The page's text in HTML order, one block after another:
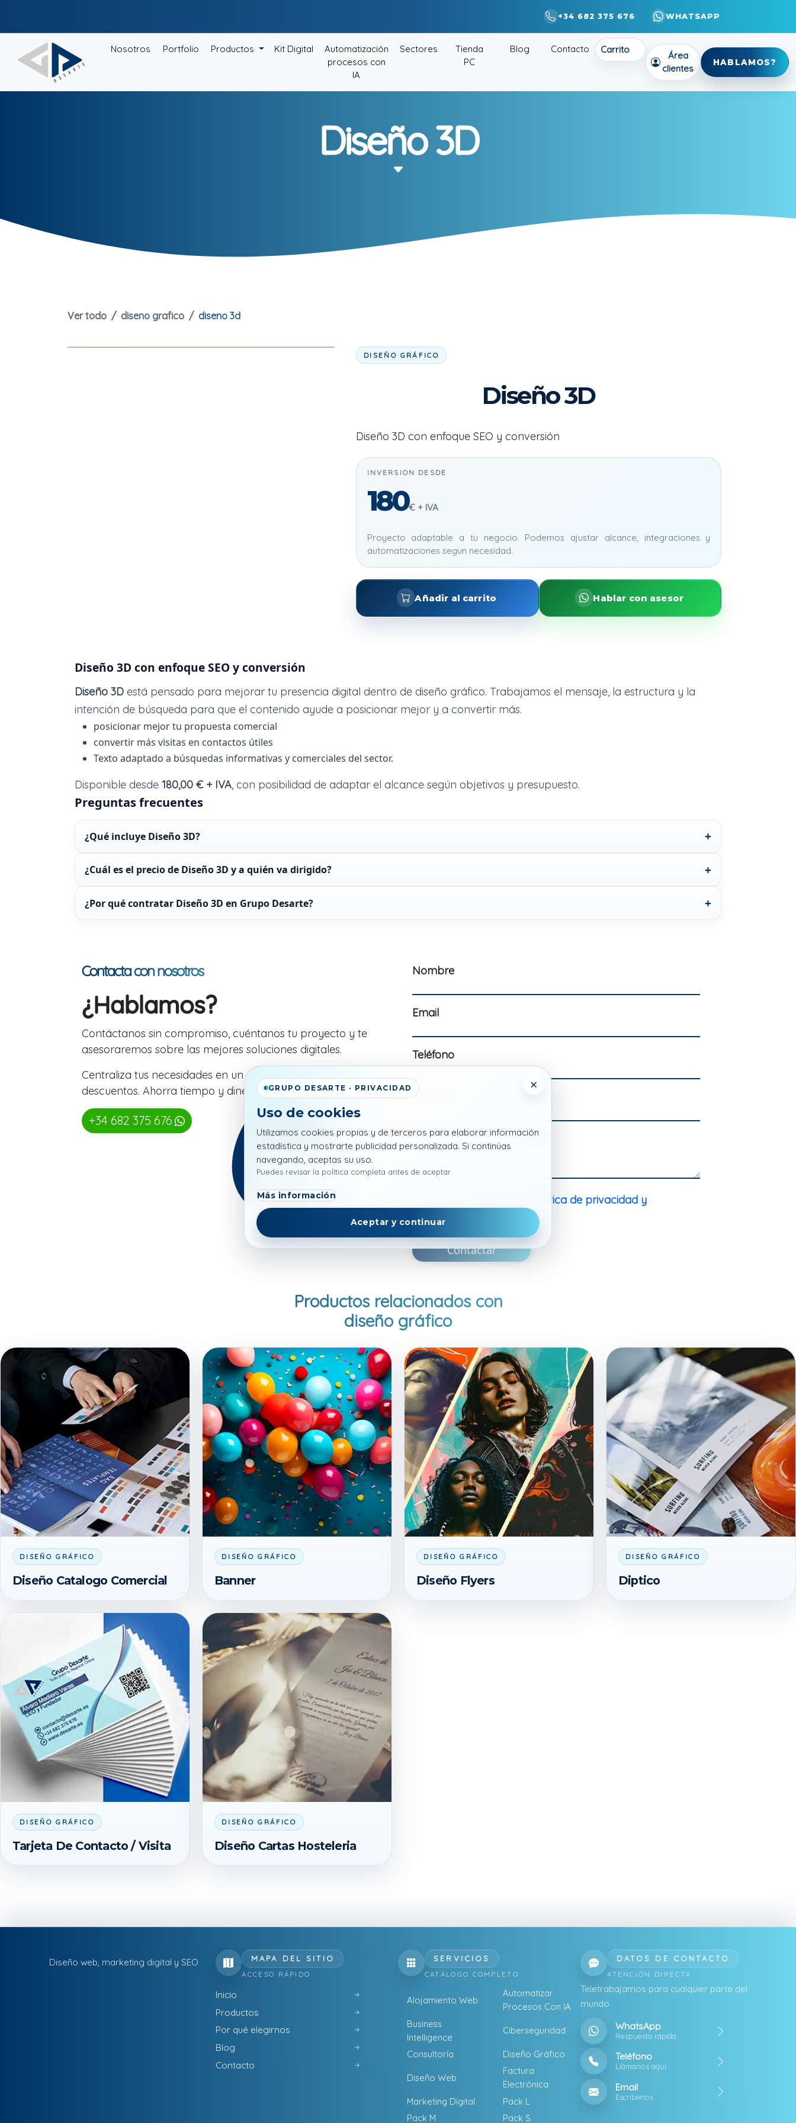
+34 682 375 676 WHATSAPP
Nosotros Portfolio Productos Kit Digital
Automatización
procesos con
IA
Sectores
Tienda
PC
Blog Contacto Carrito
Área
clientes
HABLAMOS?
×
GRUPO DESARTE · PRIVACIDAD
Uso de cookies
Utilizamos cookies propias y de terceros para elaborar información
estadística y mostrarte publicidad personalizada. Si continúas
navegando, aceptas su uso.
Puedes revisar la política completa antes de aceptar.
Más información
Aceptar y continuar
Diseño 3D
Ver todo diseno grafico diseno 3d
DISEÑO GRÁFICO
Diseño 3D
Diseño 3D con enfoque SEO y conversión
INVERSION DESDE
180€ + IVA
Proyecto adaptable a tu negocio. Podemos ajustar alcance, integraciones y
automatizaciones segun necesidad.
Añadir al carrito Hablar con asesor
Diseño 3D con enfoque SEO y conversión
Diseño 3D está pensado para mejorar tu presencia digital dentro de diseño gráfico. Trabajamos el mensaje, la estructura y la
intención de búsqueda para que el contenido ayude a posicionar mejor y a convertir más.
posicionar mejor tu propuesta comercial
convertir más visitas en contactos útiles
Texto adaptado a búsquedas informativas y comerciales del sector.
Disponible desde 180,00 € + IVA, con posibilidad de adaptar el alcance según objetivos y presupuesto.
Preguntas frecuentes
¿Qué incluye Diseño 3D?
¿Cuál es el precio de Diseño 3D y a quién va dirigido?
¿Por qué contratar Diseño 3D en Grupo Desarte?
Contacta con nosotros
¿Hablamos?
Contáctanos sin compromiso, cuéntanos tu proyecto y te
asesoraremos sobre las mejores soluciones digitales.
Centraliza tus necesidades en un equipo experto y obtén
descuentos. Ahorra tiempo y dinero
+34 682 375 676
Nombre
Email
Teléfono
Empresa
¿Cómo podemos ayudarte?
Política de privacidad y
condiciones de uso
Contactar
Productos relacionados con
diseño gráfico
DISEÑO GRÁFICO
Diseño Catalogo Comercial
DISEÑO GRÁFICO
Banner
DISEÑO GRÁFICO
Diseño Flyers
DISEÑO GRÁFICO
Diptico
DISEÑO GRÁFICO
Tarjeta De Contacto / Visita
DISEÑO GRÁFICO
Diseño Cartas Hosteleria
Diseño web, marketing digital y SEO MAPA DEL SITIO
ACCESO RÁPIDO
Inicio
Productos
Por qué elegirnos
Blog
Contacto
SERVICIOS
CATÁLOGO COMPLETO
Alojamiento Web
Automatizar
Procesos Con IA
Business
Intelligence
Ciberseguridad
Consultoría Diseño Gráfico
Diseño Web
Factura
Electrónica
Marketing Digital
Pack L
Pack M
Pack S
DATOS DE CONTACTO
ATENCIÓN DIRECTA
Teletrabajamos para cualquier parte del
mundo
WhatsApp
Respuesta rápida
Teléfono
Llámanos aquí
Email
Escríbenos